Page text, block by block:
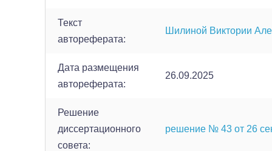
Текст
автореферата:
Шилиной Виктории
Дата размещения
автореферата:
26.09.2025
Решение
диссертационного
совета:
решение № 43 от 26